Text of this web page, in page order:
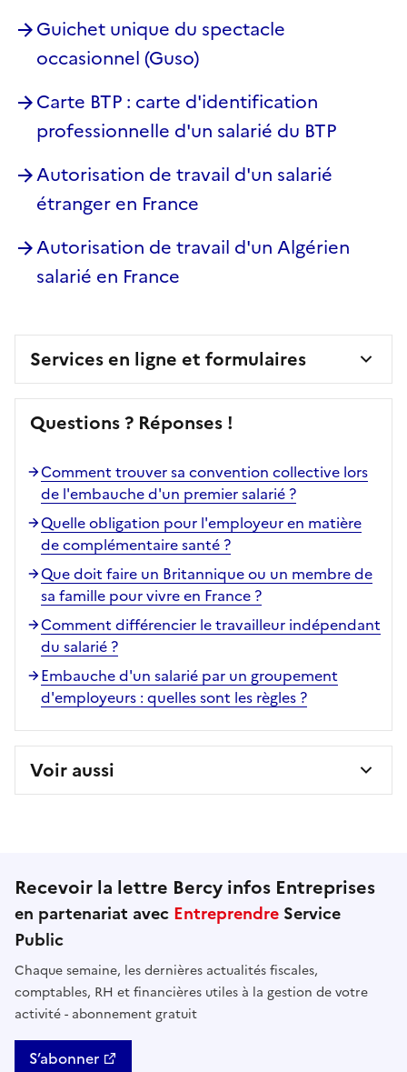
Guichet unique du spectacle
occasionnel (Guso)
Carte BTP : carte d'identification
professionnelle d'un salarié du BTP
Autorisation de travail d'un salarié
étranger en France
Autorisation de travail d'un Algérien
salarié en France
Services en ligne et formulaires
Questions ? Réponses !
Comment trouver sa convention collective lors
de l'embauche d'un premier salarié ?
Quelle obligation pour l'employeur en matière
de complémentaire santé ?
Que doit faire un Britannique ou un membre de
sa famille pour vivre en France ?
Comment différencier le travailleur indépendant
du salarié ?
Embauche d'un salarié par un groupement
d'employeurs : quelles sont les règles ?
Voir aussi
Recevoir la lettre Bercy infos Entreprises
en partenariat avec Entreprendre Service
Public
Chaque semaine, les dernières actualités fiscales,
comptables, RH et financières utiles à la gestion de votre
activité - abonnement gratuit
S’abonner